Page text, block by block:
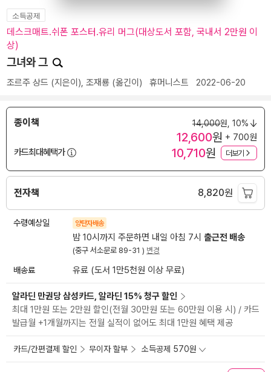
소득공제
데스크매트.쉬폰 포스터.유리 머그(대상도서 포함, 국내서 2만원 이
상)
그녀와 그
조르주 상드 (지은이), 조재룡 (옮긴이) 휴머니스트 2022-06-20
종이책 14,000원, 10%
12,600원 + 700원
카드최대혜택가
10,710원 더보기
전자책 8,820원
수령예상일 양탄자배송
밤 10시까지 주문하면 내일 아침 7시 출근전 배송
(중구 서소문로 89-31 ) 변경
배송료 유료 (도서 1만5천원 이상 무료)
알라딘 만권당 삼성카드, 알라딘 15% 청구 할인
최대 1만원 또는 2만원 할인(전월 30만원 또는 60만원 이용 시) / 카드
발급월 +1개월까지는 전월 실적이 없어도 최대 1만원 혜택 제공
카드/간편결제 할인 무이자 할부 소득공제 570원